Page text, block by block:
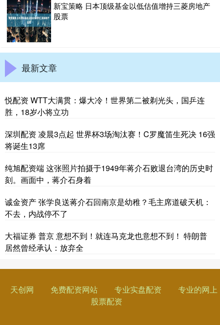
新宝策略 日本顶级基金以低估值增持三菱房地产
股票
最新文章
悦配资 WTT大满贯：爆大冷！世界第二被剃光头，国乒连
胜，18岁小将立功
深圳配资 凌晨3点起 世界杯3场淘汰赛！C罗魔笛生死决 16强
将诞生13席
纯旭配资端 这张照片拍摄于1949年蒋介石败退台湾的历史时
刻。画面中，蒋介石身着
诚金资产 张学良送蒋介石回南京是幼稚？毛主席道破天机：
不去，内战停不了
大福证券 普京 意想不到！就连马克龙也意想不到！ 特朗普
居然曾经承认：放弃全
天创网 免费配资网站 专业实盘配资
专业的网上
股票配资